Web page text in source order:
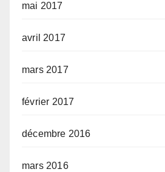
mai 2017
avril 2017
mars 2017
février 2017
décembre 2016
mars 2016